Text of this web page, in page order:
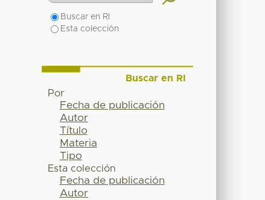
Buscar en RI
Esta colección
Buscar en RI
Por
Fecha de publicación
Autor
Título
Materia
Tipo
Esta colección
Fecha de publicación
Autor